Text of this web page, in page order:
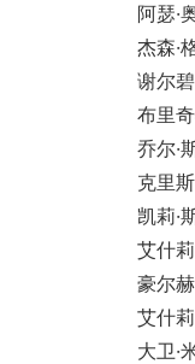
阿瑟·奥尔
杰森·格里
谢尔碧·杨
布里奇特·霍
乔尔·斯汀
克里斯多夫·
凯莉·斯泰
艾什莉·兰
豪尔赫·R·古
艾什莉·伦
大卫·米驰